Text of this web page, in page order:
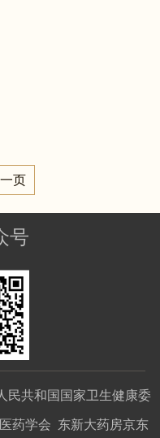
页
号
民共和国国家卫生健康委
药学会 东新大药房京东